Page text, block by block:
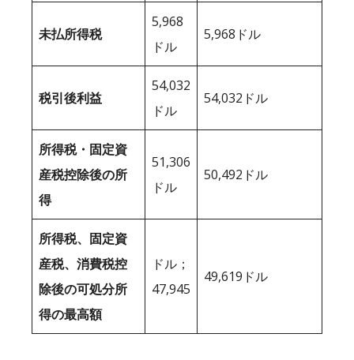
未払所得税
5,968
ドル
5,968ドル
税引後利益
54,032
ドル
54,032ドル
所得税・固定資
産税控除後の所
得
51,306
ドル
50,492ドル
所得税、固定資
産税、消費税控
除後の可処分所
得の最高額
ドル；
47,945
49,619ドル